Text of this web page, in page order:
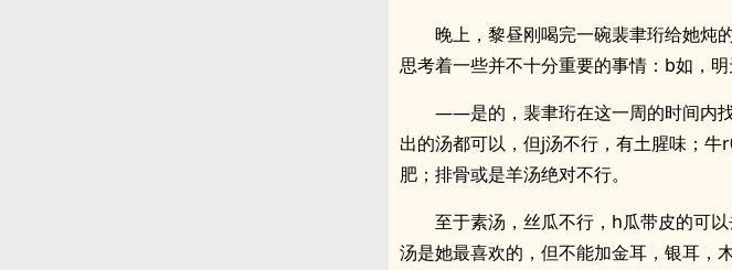
晚上，黎昼刚喝完一碗裴聿珩给她炖
思考着一些并不十分重要的事情：b如，明
——是的，裴聿珩在这一周的时间内
出的汤都可以，但j汤不行，有土腥味；
肥；排骨或是羊汤绝对不行。
至于素汤，丝瓜不行，h瓜带皮的可
汤是她最喜欢的，但不能加金耳，银耳，